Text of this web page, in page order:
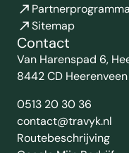
Partnerprogramma
Sitemap
Contact
Van Harenspad 6,
8442 CD Heerenveen
0513 20 30 36
contact@travyk.nl
Routebeschrijving